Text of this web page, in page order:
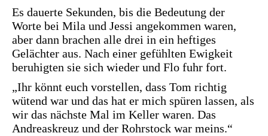
Es dauerte Sekunden, bis die Bedeutung der
Worte bei Mila und Jessi angekommen waren,
aber dann brachen alle drei in ein heftiges
Gelächter aus. Nach einer gefühlten Ewigkeit
beruhigten sie sich wieder und Flo fuhr fort.
„Ihr könnt euch vorstellen, dass Tom richtig
wütend war und das hat er mich spüren lassen, als
wir das nächste Mal im Keller waren. Das
Andreaskreuz und der Rohrstock war meins.“